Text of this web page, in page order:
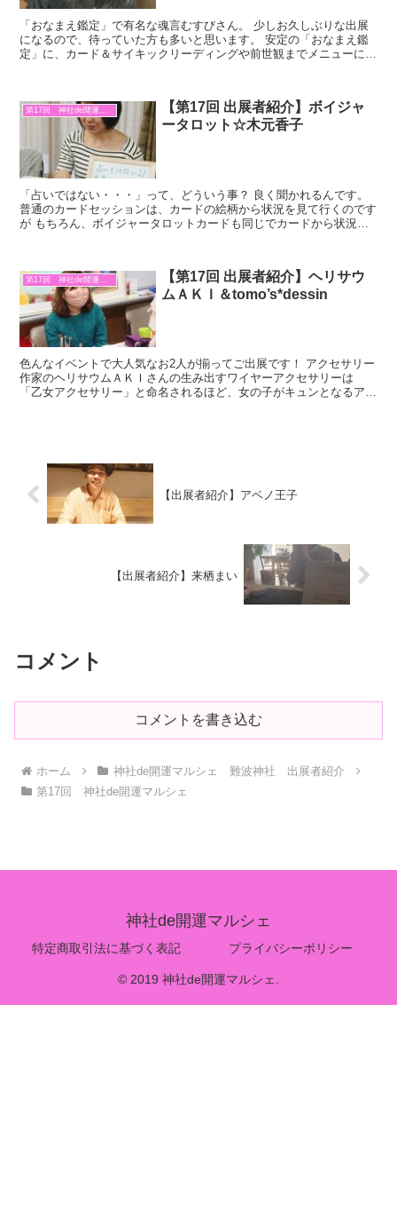
「おなまえ鑑定」で有名な魂言むすびさん。 少しお久しぶりな出展
になるので、待っていた方も多いと思います。 安定の「おなまえ鑑
定」に、カード＆サイキックリーディングや前世観までメニューに追
第17回 神社de開運マルシェ
【第17回 出展者紹介】ボイジャ
ータロット☆木元香子
「占いではない・・・」って、どういう事？ 良く聞かれるんです。
普通のカードセッションは、カードの絵柄から状況を見て行くのです
が もちろん、ボイジャータロットカードも同じでカードから状況を
【第17回 出展者紹介】ヘリサウ
ムＡＫＩ＆tomo’s*dessin
色んなイベントで大人気なお2人が揃ってご出展です！ アクセサリー
作家のヘリサウムＡＫＩさんの生み出すワイヤーアクセサリーは
「乙女アクセサリー」と命名されるほど、女の子がキュンとなるアク
【出展者紹介】アベノ王子
【出展者紹介】来栖まい
コメント
コメントを書き込む
ホーム
神社de開運マルシェ 難波神社 出展者紹介
第17回 神社de開運マルシェ
神社de開運マルシェ
特定商取引法に基づく表記 プライバシーポリシー
© 2019 神社de開運マルシェ.